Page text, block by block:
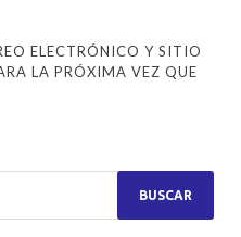
ELECTRÓNICO Y SITIO
LA PRÓXIMA VEZ QUE